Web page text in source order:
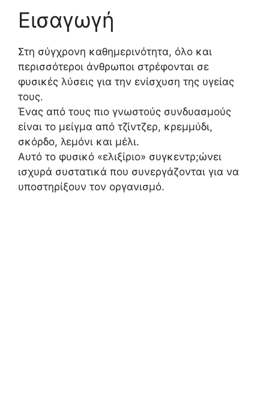
Εισαγωγή
Στη σύγχρονη καθημερινότητα, όλο και
περισσότεροι άνθρωποι στρέφονται σε
φυσικές λύσεις για την ενίσχυση της υγείας
τους.
Ένας από τους πιο γνωστούς συνδυασμούς
είναι το μείγμα από τζίντζερ, κρεμμύδι,
σκόρδο, λεμόνι και μέλι.
Αυτό το φυσικό «ελιξίριο» συγκεντρ;ώνει
ισχυρά συστατικά που συνεργάζονται για να
υποστηρίξουν τον οργανισμό.